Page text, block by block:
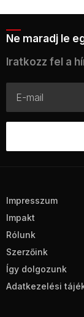
Ne maradj le
Iratkozz fel a
Impresszum
Impakt
Rólunk
Szerzőink
Így dolgozunk
Adatkezelési